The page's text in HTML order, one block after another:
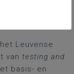
Leuvense
van testing and
basis- en